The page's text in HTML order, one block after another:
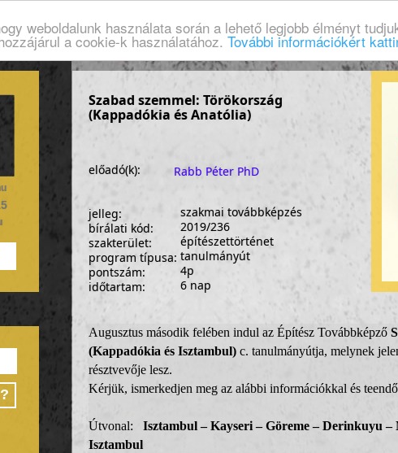
weboldalunk használata során a lehető legjobb élményt
a cookie-k használatához. További információkért
?
Szabad szemmel: Törökország
(Kappadókia és Anatólia)
előadó(k): Rabb Péter PhD
jelleg:
szakmai továbbképzés
bírálati kód:
2019/236
szakterület:
építészettörténet
program típusa: tanulmányút
pontszám:
4p
időtartam:
6 nap
Augusztus második felében indul az Építész Továbbképző
(Kappadókia és Isztambul)c. tanulmányútja, melynek
résztvevője lesz.
Kérjük, ismerkedjen meg az alábbi információkkal és
Útvonal: Isztambul – Kayseri – Göreme – Derinkuyu –
Isztambul